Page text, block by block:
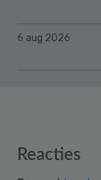
6 aug 2026
Reader
Reacties